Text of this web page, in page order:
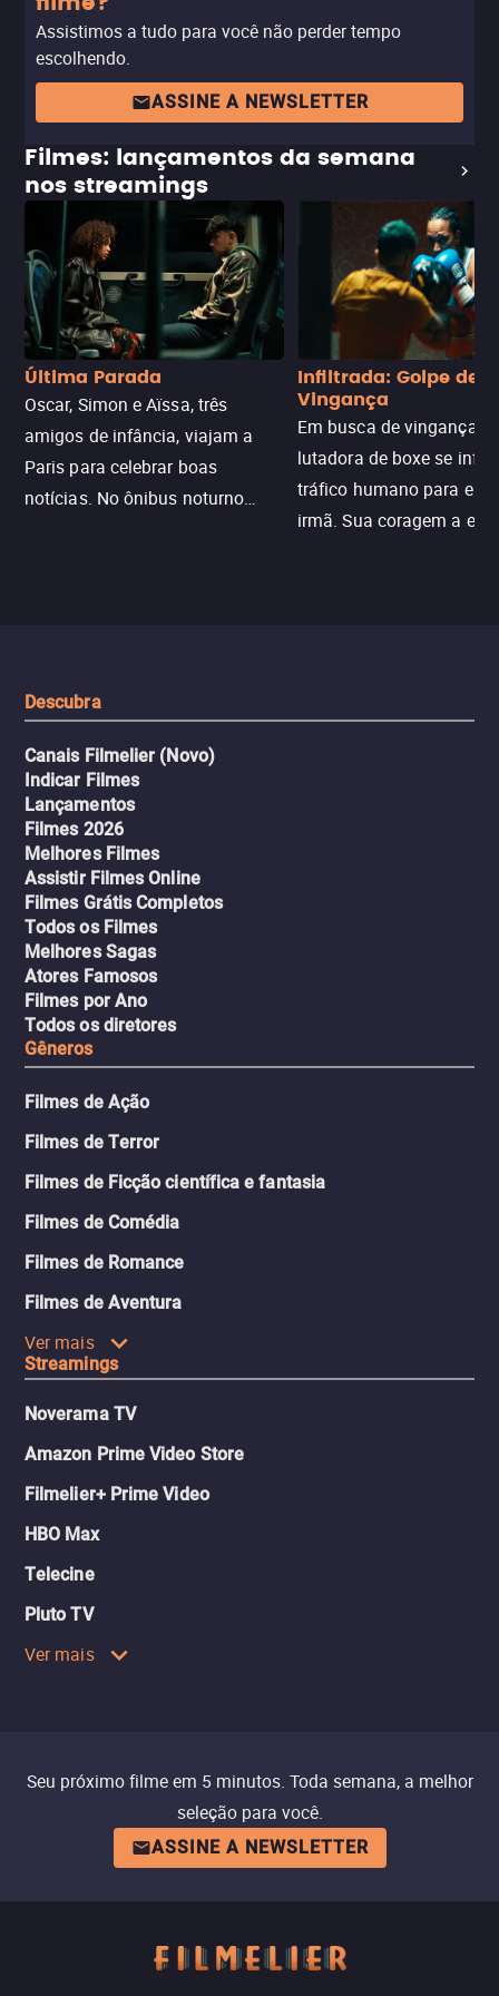
Assistimos a tudo para você não perder tempo
escolhendo.
ASSINE A NEWSLETTER
Filmes: lançamentos da semana
nos streamings
Última Parada
Oscar, Simon e Aïssa, três
amigos de infância, viajam a
Paris para celebrar boas
notícias. No ônibus noturno
Infiltrada: Golpe de
Vingança
Em busca de vingança,
lutadora de boxe se
tráfico humano para
irmã. Sua coragem a
Descubra
Canais Filmelier (Novo)
Indicar Filmes
Lançamentos
Filmes 2026
Melhores Filmes
Assistir Filmes Online
Filmes Grátis Completos
Todos os Filmes
Melhores Sagas
Atores Famosos
Filmes por Ano
Todos os diretores
Gêneros
Filmes de Ação
Filmes de Terror
Filmes de Ficção científica e fantasia
Filmes de Comédia
Filmes de Romance
Filmes de Aventura
Ver mais
Streamings
Noverama TV
Amazon Prime Video Store
Filmelier+ Prime Video
HBO Max
Telecine
Pluto TV
Ver mais
Seu próximo filme em 5 minutos. Toda semana, a melhor
seleção para você.
ASSINE A NEWSLETTER